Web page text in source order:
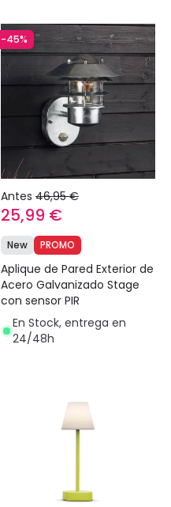
-45%
Antes 46,95 €
25,99 €
New PROMO
Aplique de Pared Exterior de
Acero Galvanizado Stage
con sensor PIR
En Stock, entrega en
24/48h